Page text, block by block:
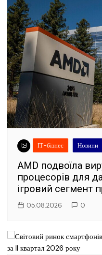
ІТ-бізнес Новини
AMD подвоїла
процесорів для
ігровий сегмент
05.08.2026 0